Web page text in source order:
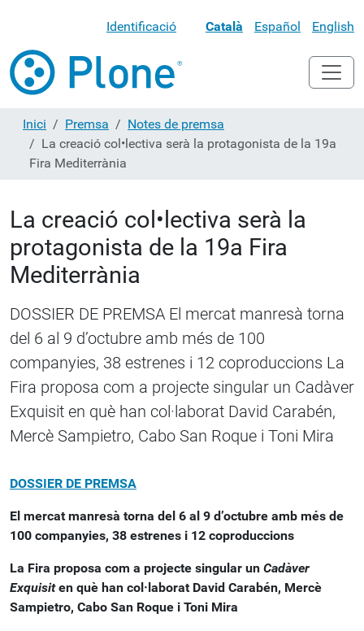
Identificació Català Español English
Inici Premsa
Notes de premsa
La creació col•lectiva serà la protagonista de la 19a
Fira Mediterrània
La creació col•lectiva serà la
protagonista de la 19a Fira
Mediterrània
DOSSIER DE PREMSA El mercat manresà torna
del 6 al 9 d’octubre amb més de 100
companyies, 38 estrenes i 12 coproduccions La
Fira proposa com a projecte singular un Cadàver
Exquisit en què han col·laborat David Carabén,
Mercè Sampietro, Cabo San Roque i Toni Mira
DOSSIER DE PREMSA
El mercat manresà torna del 6 al 9 d’octubre amb més de
100 companyies, 38 estrenes i 12 coproduccions
La Fira proposa com a projecte singular un Cadàver
Exquisiten què han col·laborat David Carabén, Mercè
Sampietro, Cabo San Roque i Toni Mira